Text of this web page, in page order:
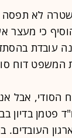
לא תפסה
כי מעצר
עובדת
המשפט דוח
הסודי, אבל
פטמן בדיון